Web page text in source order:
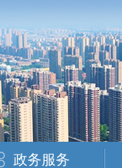
政务服务